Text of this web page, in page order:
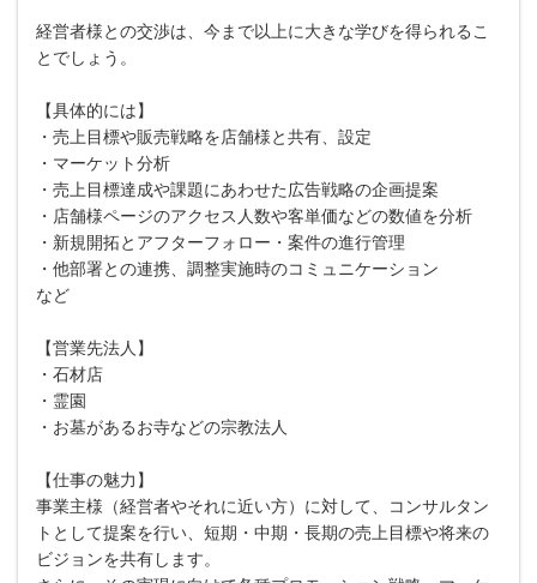
経営者様との交渉は、今まで以上に大きな学びを得られるこ
とでしょう。
【具体的には】
・売上目標や販売戦略を店舗様と共有、設定
・マーケット分析
・売上目標達成や課題にあわせた広告戦略の企画提案
・店舗様ページのアクセス人数や客単価などの数値を分析
・新規開拓とアフターフォロー・案件の進行管理
・他部署との連携、調整実施時のコミュニケーション
など
【営業先法人】
・石材店
・霊園
・お墓があるお寺などの宗教法人
【仕事の魅力】
事業主様（経営者やそれに近い方）に対して、コンサルタン
トとして提案を行い、短期・中期・長期の売上目標や将来の
ビジョンを共有します。